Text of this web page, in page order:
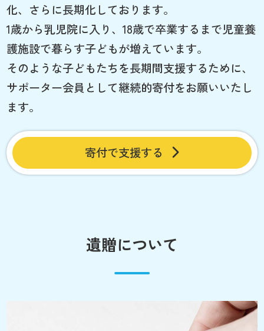
化、さらに長期化しております。
1歳から乳児院に入り、18歳で卒業するまで児童養
護施設で暮らす子どもが増えています。
そのような子どもたちを長期間支援するために、
サポーター会員として継続的寄付をお願いいたし
ます。
寄付で支援する
遺贈について